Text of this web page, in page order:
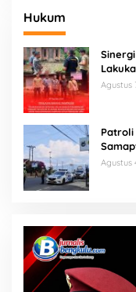
Hukum
Agustus
Agustus